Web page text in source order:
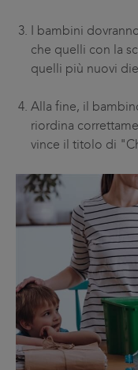
I bambini
che quelli con la
quelli più nuovi
Alla fine, il
riordina
vince il titolo di